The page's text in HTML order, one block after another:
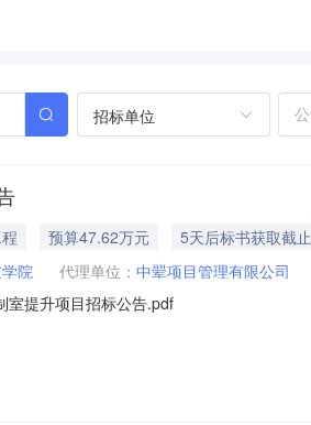
招标单位
预算47.62万元 5天后标书获取截止
院 代理单位： 中翚项目管理有限公司
室提升项目招标公告.pdf